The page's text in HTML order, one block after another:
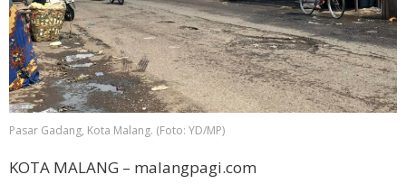
Pasar Gadang, Kota Malang. (Foto: YD/MP)
KOTA MALANG – malangpagi.com